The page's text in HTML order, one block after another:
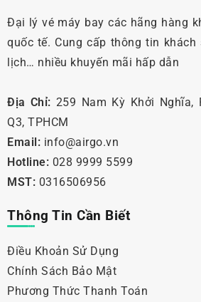
Đại lý vé máy bay các hãng hàng
quốc tế. Cung cấp thông tin khách
lịch… nhiều khuyến mãi hấp dẫn
Địa Chỉ: 259 Nam Kỳ Khởi Nghĩa,
Q3, TPHCM
Email: info@airgo.vn
Hotline: 028 9999 5599
MST: 0316506956
Thông Tin Cần Biết
Điều Khoản Sử Dụng
Chính Sách Bảo Mật
Phương Thức Thanh Toán